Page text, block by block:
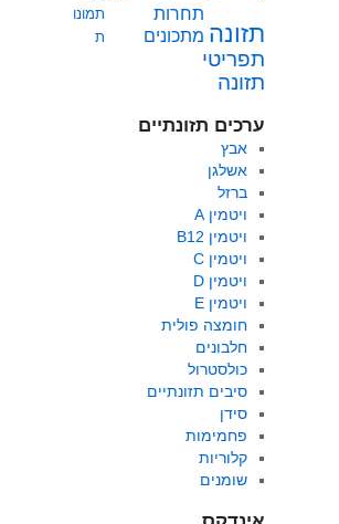
תזונה
תחרות
מתכונים
תמונו
ת
תפריטי
תזונה
ערכים תזונתיים
אבץ
אשלגן
ברזל
ויטמין A
ויטמין B12
ויטמין C
ויטמין D
ויטמין E
חומצה פולית
חלבונים
כולסטרול
סיבים תזונתיים
סידן
פחמימות
קלוריות
שומנים